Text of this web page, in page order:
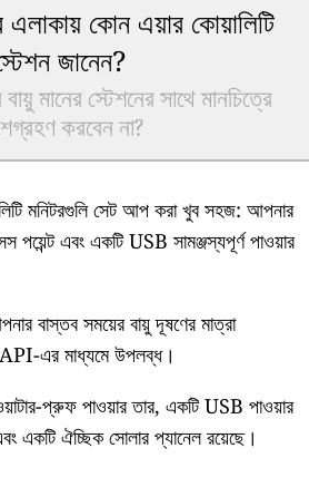
কোন এয়ার কোয়ালিটি
জানেন?
মানের স্টেশনের সাথে মানচিত্রে
করবেন না?
মনিটরগুলি সেট আপ করা খুব সহজ: আপনার
এবং একটি USB সামঞ্জস্যপূর্ণ পাওয়ার
বাস্তব সময়ের বায়ু দূষণের মাত্রা
API-এর মাধ্যমে উপলব্ধ।
প্রুফ পাওয়ার তার, একটি USB পাওয়ার
একটি ঐচ্ছিক সোলার প্যানেল রয়েছে।